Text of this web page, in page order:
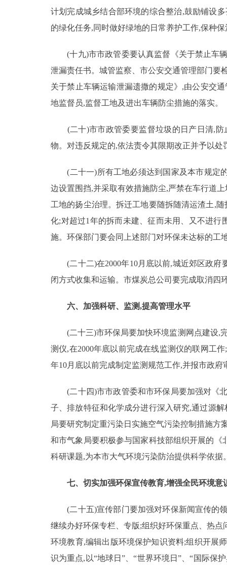
计划完成城乡结合部环境的综合整治,鼓励铺设
的绿化任务,同时做好绿地的日常养护工作,保种
(十九)市市政管委要认真监督《关于禁止车辆
泄漏责任书。城管监察、市公安交通管理部门要
关于禁止车辆运输泄漏遗撒的规定》,由公安交
地监督员,监督工地及进出车辆防尘措施的落实。
(二十)市市政管委要监督垃圾的日产日清,防
物。对违反规定的,依法责令其限期改正并予以处
(二十一)所有工地必须达到国家及本市规定的
边设置围挡,并采取有效措施防尘,严禁在车行道
工地的扬尘治理。拆迁工地要随拆随清运渣土,
化;对超过1年的拆而未建、征而未用、又不进
施。环保部门要会同上述部门对环保未达标的工
(二十二)在2000年10月底以前,城近郊区政府
闭方式收集和运输。市煤炭总公司要完成取消四
六、加强科研、监测,提高管理水平
(二十三)市环保局要加快环境监测网点建设,完
测仪,在2000年底以前完成在线监测仪的联网工
年10月底以前完成制定监测规范工作,并报市政
(二十四)市市政管委和市环保局要加强对《北
子、排放特征和化学成分进行深入研究,通过源
局要研究制定重污染日实施空气污染控制措施方
和市气象局要积极参与国家科技部组织开展的
科研课题,为本市大气环境污染防治提供科学依据
七、切实加强环保宣传教育,增强全民环境意
(二十五)宣传部门要加强对环保新闻宣传的领
继续办好环保专栏、专版;组织好环保重点、热
环境教育,编辑出版环境保护知识资料;组织开展
识为重点,以“地球日”、“世界环境日”、“国际保